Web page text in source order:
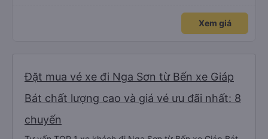
Xem giá
Đặt mua vé xe đi Nga Sơn từ Bến xe Giáp
Bát chất lượng cao và giá vé ưu đãi nhất: 8
chuyến